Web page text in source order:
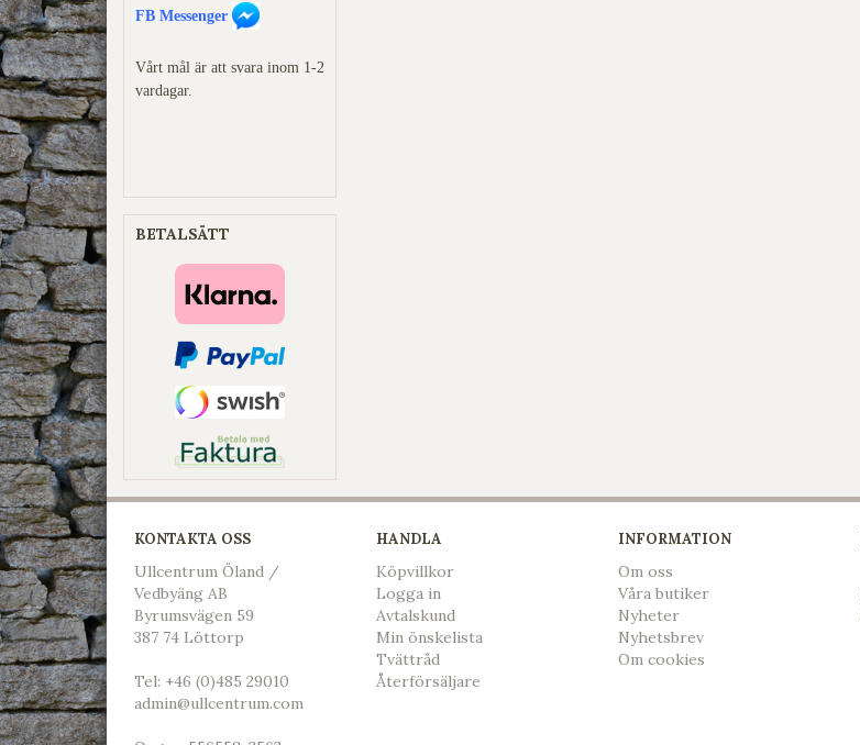
FB Messenger
Vårt mål är att svara inom 1-2
vardagar.
BETALSÄTT
KONTAKTA OSS
Ullcentrum Öland /
Vedbyäng AB
Byrumsvägen 59
387 74 Löttorp
Tel: +46 (0)485 29010
admin@ullcentrum.com
HANDLA
Köpvillkor
Logga in
Avtalskund
Min önskelista
Tvättråd
Återförsäljare
INFORMATION
Om oss
Våra butiker
Nyheter
Nyhetsbrev
Om cookies